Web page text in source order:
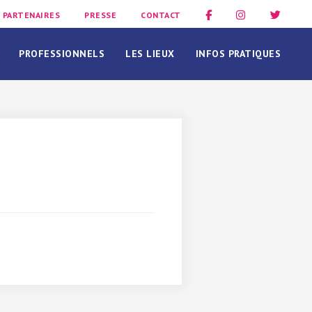
PARTENAIRES PRESSE CONTACT
PROFESSIONNELS LES LIEUX INFOS PRATIQUES